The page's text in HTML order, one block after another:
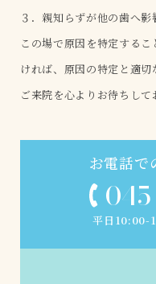
３．親知らずが他の歯へ影
この場で原因を特定する
ければ、原因の特定と適切
ご来院を心よりお待ちして
お電話で
平日10:00-